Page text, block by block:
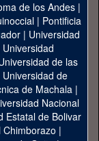
de los Andes|
| Pontificia
| Universidad
Universidad
de las
Universidad de
de Machala|
Nacional
Estatal de Bolivar
Chimborazo |